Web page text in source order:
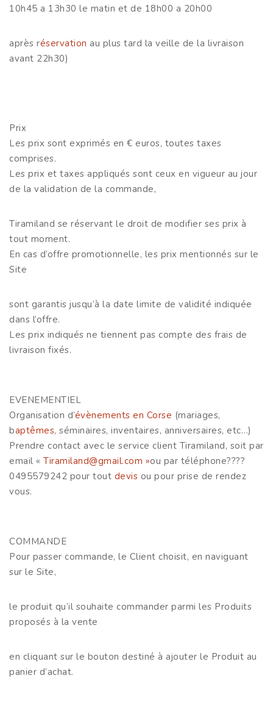
10h45 a 13h30 le matin et de 18h00 a 20h00
après réservation au plus tard la veille de la livraison
avant 22h30)
Prix
Les prix sont exprimés en € euros, toutes taxes
comprises.
Les prix et taxes appliqués sont ceux en vigueur au jour
de la validation de la commande,
Tiramiland se réservant le droit de modifier ses prix à
tout moment.
En cas d’offre promotionnelle, les prix mentionnés sur le
Site
sont garantis jusqu’à la date limite de validité indiquée
dans l’offre.
Les prix indiqués ne tiennent pas compte des frais de
livraison fixés.
EVENEMENTIEL
Organisation d’évènements en Corse (mariages,
baptêmes, séminaires, inventaires, anniversaires, etc…)
Prendre contact avec le service client Tiramiland, soit par
email « Tiramiland@gmail.com »ou par téléphone????
0495579242 pour tout devis ou pour prise de rendez
vous.
COMMANDE
Pour passer commande, le Client choisit, en naviguant
sur le Site,
le produit qu’il souhaite commander parmi les Produits
proposés à la vente
en cliquant sur le bouton destiné à ajouter le Produit au
panier d’achat.